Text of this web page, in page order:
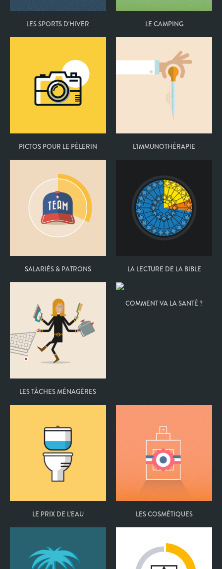
LES SPORTS D'HIVER LE CAMPING
PICTOS POUR LE PÈLERIN L'IMMUNOTHÉRAPIE
SALARIÉS & PATRONS LA LECTURE DE LA BIBLE
LES TÂCHES MÉNAGÈRES
COMMENT VA LA SANTÉ ?
LE PRIX DE L'EAU LES COSMÉTIQUES